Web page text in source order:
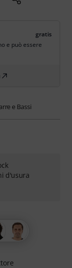
gratis
e può essere
e Bassi
d'usura